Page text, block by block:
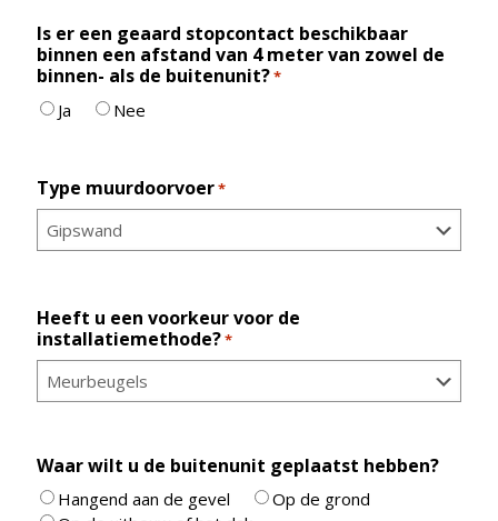
Is er een geaard stopcontact beschikbaar
binnen een afstand van 4 meter van zowel de
binnen- als de buitenunit?*
Ja Nee
Type muurdoorvoer*
Heeft u een voorkeur voor de
installatiemethode?*
Waar wilt u de buitenunit geplaatst hebben?
Hangend aan de gevel
Op de grond